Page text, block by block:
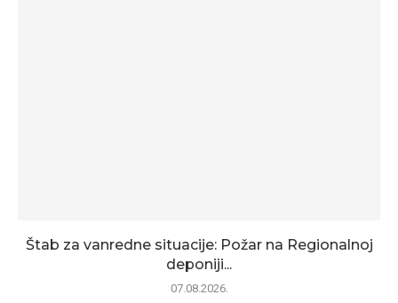
Štab za vanredne situacije: Požar na Regionalnoj
deponiji...
07.08.2026.